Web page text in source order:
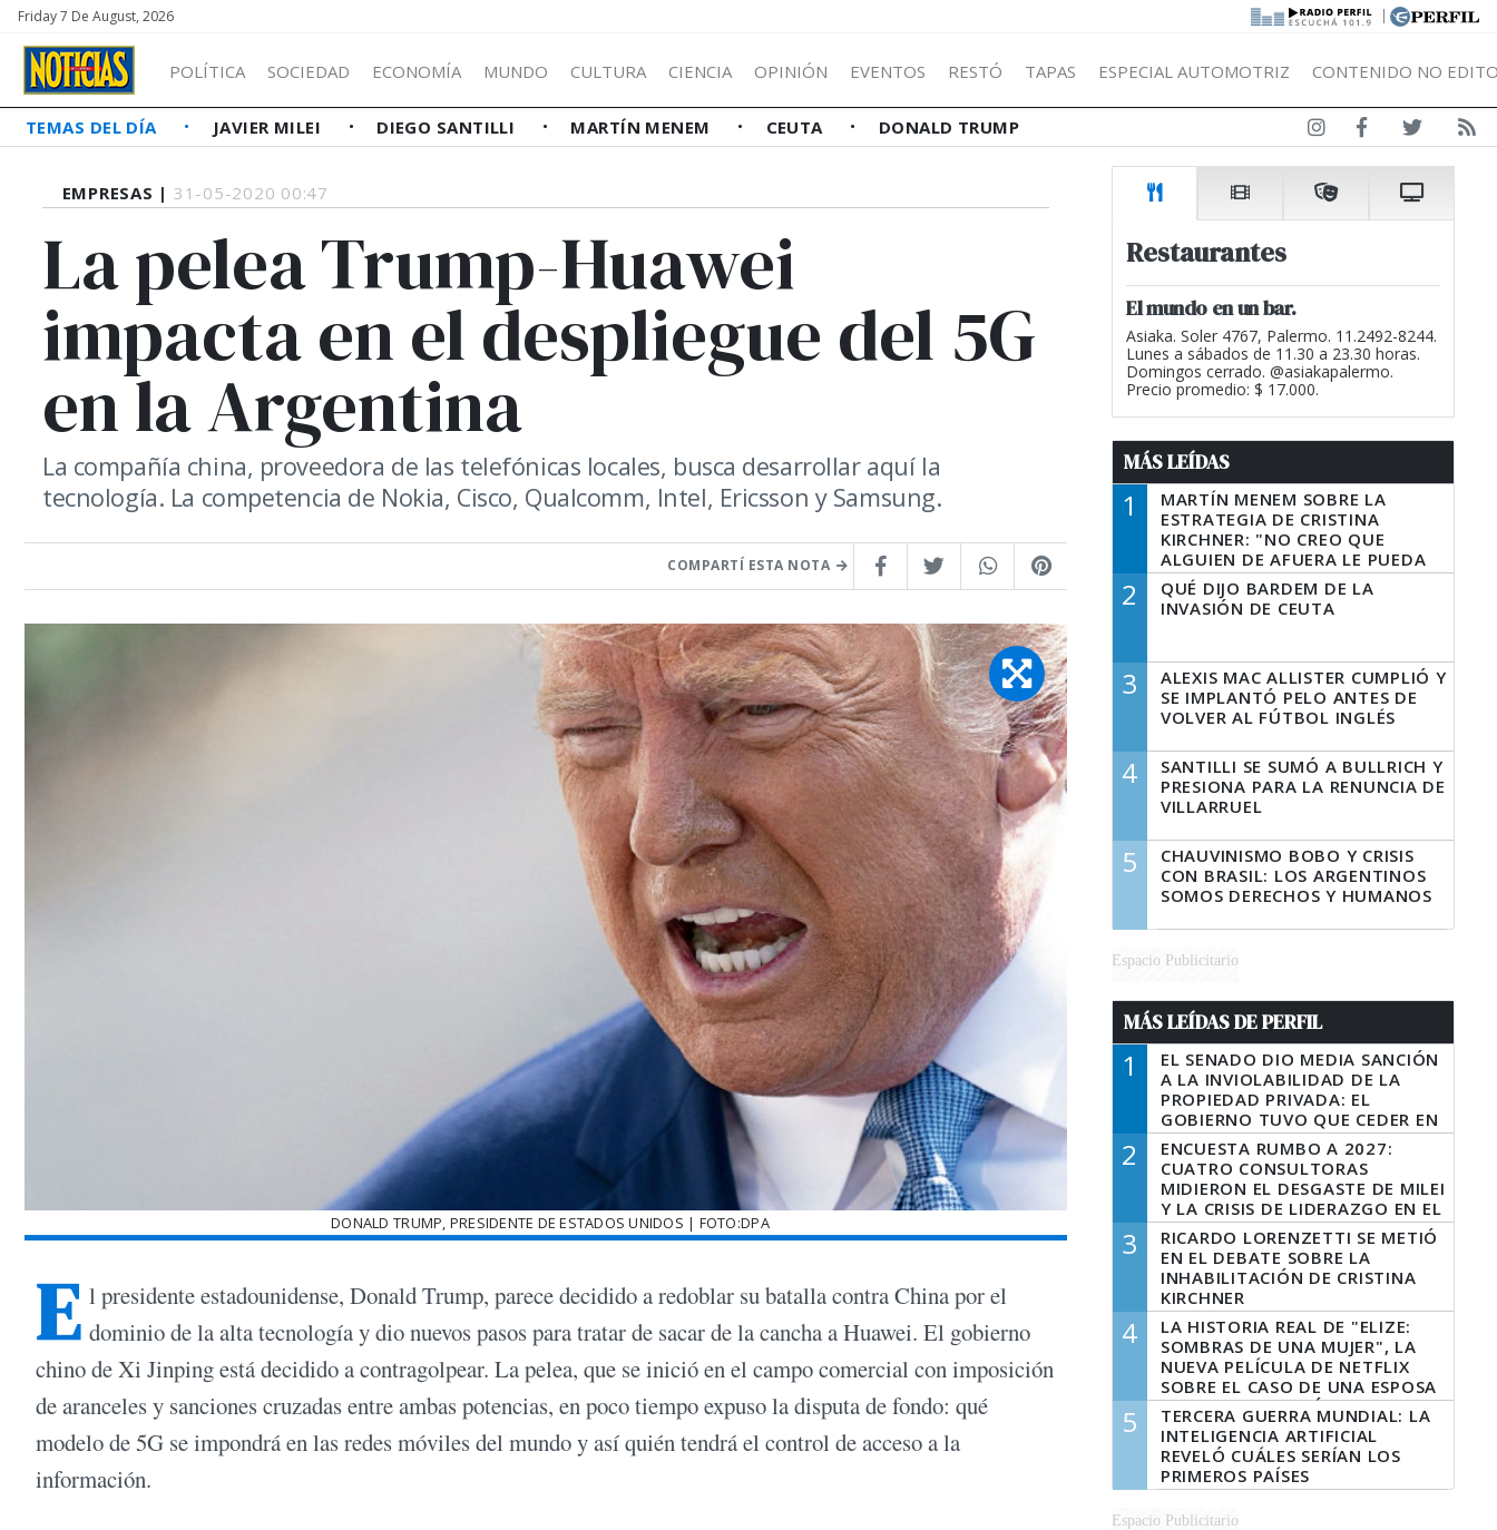
Friday 7 De August, 2026 |
POLÍTICA SOCIEDAD ECONOMÍA MUNDO CULTURA CIENCIA OPINIÓN EVENTOS RESTÓ TAPAS ESPECIAL AUTOMOTRIZ CONTENIDO NO
TEMAS DEL DÍA JAVIER MILEI DIEGO SANTILLI MARTÍN MENEM CEUTA DONALD TRUMP
EMPRESAS | 31-05-2020 00:47
La pelea Trump-Huawei
impacta en el despliegue del 5G
en la Argentina
La compañía china, proveedora de las telefónicas locales, busca desarrollar aquí la
tecnología. La competencia de Nokia, Cisco, Qualcomm, Intel, Ericsson y Samsung.
COMPARTÍ ESTA NOTA
DONALD TRUMP, PRESIDENTE DE ESTADOS UNIDOS | FOTO:DPA
E l presidente estadounidense, Donald Trump, parece decidido a redoblar su batalla contra China por el
dominio de la alta tecnología y dio nuevos pasos para tratar de sacar de la cancha a Huawei. El gobierno
chino de Xi Jinping está decidido a contragolpear. La pelea, que se inició en el campo comercial con imposición
de aranceles y sanciones cruzadas entre ambas potencias, en poco tiempo expuso la disputa de fondo: qué
modelo de 5G se impondrá en las redes móviles del mundo y así quién tendrá el control de acceso a la
información.
Restaurantes
El mundo en un bar.
Asiaka. Soler 4767, Palermo. 11.2492-8244.
Lunes a sábados de 11.30 a 23.30 horas.
Domingos cerrado. @asiakapalermo.
Precio promedio: $ 17.000.
MÁS LEÍDAS
1
MARTÍN MENEM SOBRE LA
ESTRATEGIA DE CRISTINA
KIRCHNER: "NO CREO QUE
ALGUIEN DE AFUERA LE PUEDA
DECIR A LA JUSTICIA LO QUE
TIENE QUE HACER"
2
QUÉ DIJO BARDEM DE LA
INVASIÓN DE CEUTA
3
ALEXIS MAC ALLISTER CUMPLIÓ Y
SE IMPLANTÓ PELO ANTES DE
VOLVER AL FÚTBOL INGLÉS
4
SANTILLI SE SUMÓ A BULLRICH Y
PRESIONA PARA LA RENUNCIA DE
VILLARRUEL
5
CHAUVINISMO BOBO Y CRISIS
CON BRASIL: LOS ARGENTINOS
SOMOS DERECHOS Y HUMANOS
Espacio Publicitario
MÁS LEÍDAS DE PERFIL
1
EL SENADO DIO MEDIA SANCIÓN
A LA INVIOLABILIDAD DE LA
PROPIEDAD PRIVADA: EL
GOBIERNO TUVO QUE CEDER EN
LA LEY DEL MANEJO DEL FUEGO
2
ENCUESTA RUMBO A 2027:
CUATRO CONSULTORAS
MIDIERON EL DESGASTE DE MILEI
Y LA CRISIS DE LIDERAZGO EN EL
PERONISMO
3
RICARDO LORENZETTI SE METIÓ
EN EL DEBATE SOBRE LA
INHABILITACIÓN DE CRISTINA
KIRCHNER
4
LA HISTORIA REAL DE "ELIZE:
SOMBRAS DE UNA MUJER", LA
NUEVA PELÍCULA DE NETFLIX
SOBRE EL CASO DE UNA ESPOSA
QUE DESCUARTIZÓ A SU
MARIDO
5
TERCERA GUERRA MUNDIAL: LA
INTELIGENCIA ARTIFICIAL
REVELÓ CUÁLES SERÍAN LOS
PRIMEROS PAÍSES
LATINOAMERICANOS EN SER
DERROTADOS
Espacio Publicitario